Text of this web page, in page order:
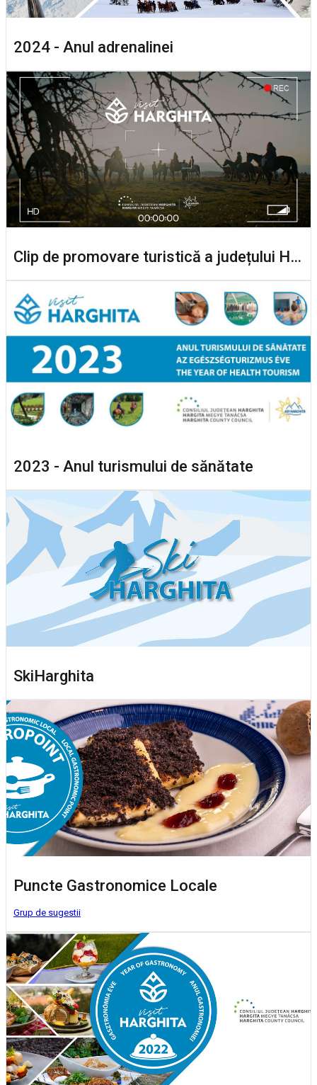
2024 - Anul adrenalinei
Clip de promovare turistică a județului Harghita 2023
2023 - Anul turismului de sănătate
SkiHarghita
Puncte Gastronomice Locale
Grup de sugestii